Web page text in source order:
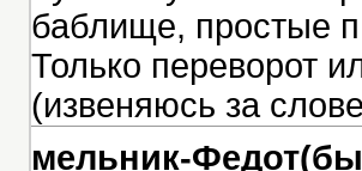
баблище, простые
Только переворот
(извеняюсь за
мельник-